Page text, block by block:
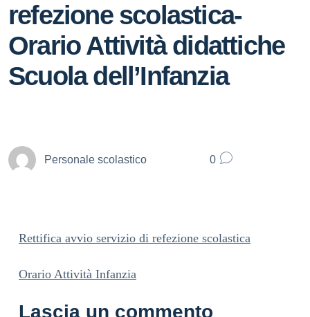
refezione scolastica-
Orario Attività didattiche
Scuola dell’Infanzia
Personale scolastico 0
Rettifica avvio servizio di refezione scolastica
Orario Attività Infanzia
Lascia un commento